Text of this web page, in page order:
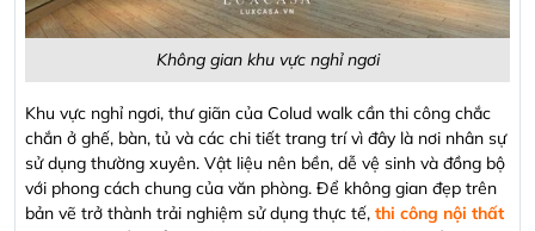
Không gian khu vực nghỉ ngơi
Khu vực nghỉ ngơi, thư giãn của Colud walk cần thi công chắc
chắn ở ghế, bàn, tủ và các chi tiết trang trí vì đây là nơi nhân sự
sử dụng thường xuyên. Vật liệu nên bền, dễ vệ sinh và đồng bộ
với phong cách chung của văn phòng. Để không gian đẹp trên
bản vẽ trở thành trải nghiệm sử dụng thực tế, thi công nội thất